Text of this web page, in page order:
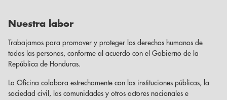
Nuestra labor
Trabajamos para promover y proteger los derechos humanos de
todas las personas, conforme al acuerdo con el Gobierno de la
República de Honduras.
La Oficina colabora estrechamente con las instituciones públicas, la
sociedad civil, las comunidades y otros actores nacionales e